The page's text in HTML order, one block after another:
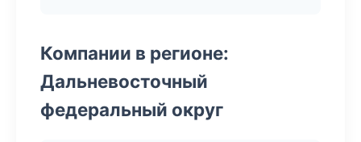
Компании в регионе:
Дальневосточный
федеральный округ